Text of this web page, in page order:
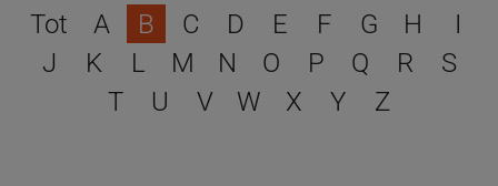
Escull una lletra per filtrar
Tot A B C D E F G H
I
J
K L M N O P Q R
S
T
U V W X Y Z